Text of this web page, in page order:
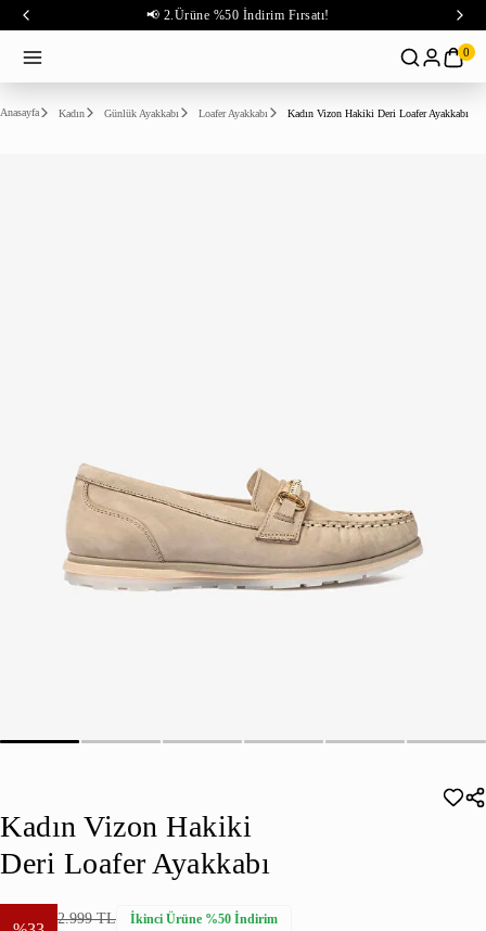
📢 2.Ürüne %50 İndirim Fırsatı!
0
Anasayfa Kadın Günlük Ayakkabı Loafer Ayakkabı Kadın Vizon Hakiki Deri Loafer Ayakkabı
Kadın Vizon Hakiki
Deri Loafer Ayakkabı
2.999 TL
İkinci Ürüne %50 İndirim